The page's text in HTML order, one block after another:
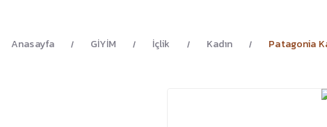
Anasayfa GİYİM İçlik Kadın Patagonia